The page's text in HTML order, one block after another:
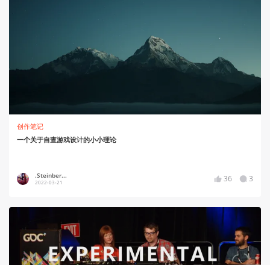
创作笔记
一个关于自查游戏设计的小小理论
.Steinber...
2022-03-21 36 3